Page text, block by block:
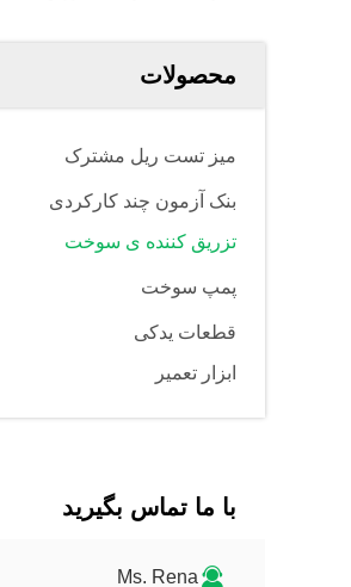
محصولات
میز تست ریل مشترک
بنک آزمون چند کارکردی
تزریق کننده ی سوخت
پمپ سوخت
قطعات یدکی
ابزار تعمیر
با ما تماس بگیرید
Ms. Rena